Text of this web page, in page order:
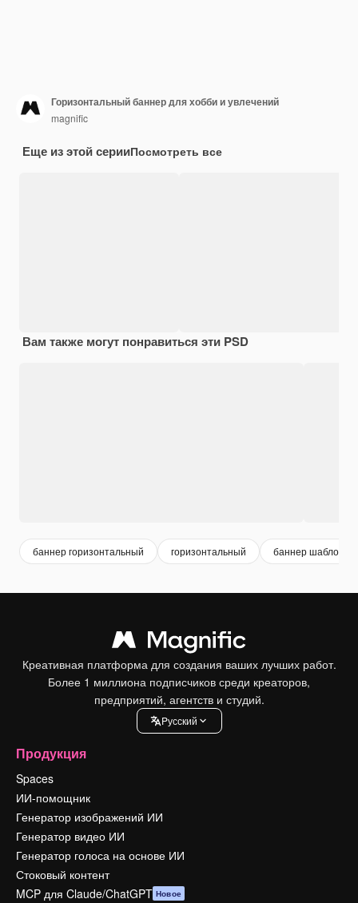
Горизонтальный баннер для хобби и увлечений
magnific
Еще из этой серииПосмотреть все
Вам также могут понравиться эти PSD
баннер горизонтальный горизонтальный баннер шаблон
Креативная платформа для создания ваших лучших работ.
Более 1 миллиона подписчиков среди креаторов,
предприятий, агентств и студий.
Pусский
Продукция
Spaces
ИИ-помощник
Генератор изображений ИИ
Генератор видео ИИ
Генератор голоса на основе ИИ
Стоковый контент
MCP для Claude/ChatGPT Новое